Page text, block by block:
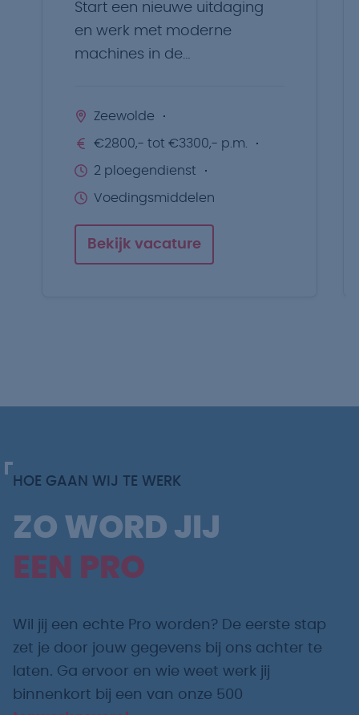
Start een nieuwe uitdaging
en werk met moderne
machines in de
Zeewolde
€2800,- tot €3300,- p.m.
2 ploegendienst
Voedingsmiddelen
Bekijk vacature
HOE GAAN WIJ TE WERK
ZO WORD JIJ
EEN PRO
Wil jij een echte Pro worden? De eerste stap
zet je door jouw gegevens bij ons achter te
laten. Ga ervoor en wie weet werk jij
binnenkort bij een van onze 500